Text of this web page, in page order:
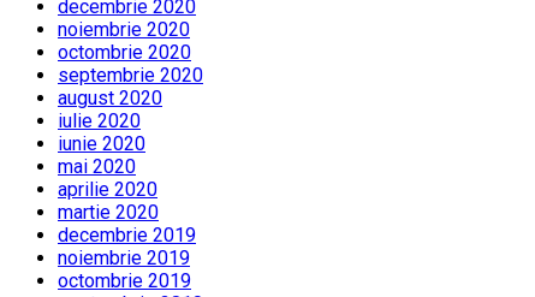
decembrie 2020
noiembrie 2020
octombrie 2020
septembrie 2020
august 2020
iulie 2020
iunie 2020
mai 2020
aprilie 2020
martie 2020
decembrie 2019
noiembrie 2019
octombrie 2019